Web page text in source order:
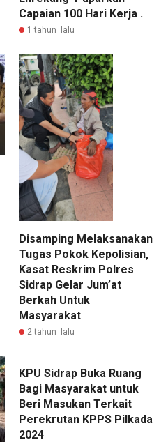
Capaian 100 Hari Kerja .
1 tahun lalu
Disamping Melaksanakan
Tugas Pokok Kepolisian,
Kasat Reskrim Polres
Sidrap Gelar Jum’at
Berkah Untuk
Masyarakat
2 tahun lalu
KPU Sidrap Buka Ruang
Bagi Masyarakat untuk
Beri Masukan Terkait
Perekrutan KPPS Pilkada
2024